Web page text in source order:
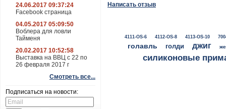
24.06.2017 09:37:24
Facebook страница
04.05.2017 05:09:50
Воблера для ловли
Тайменя
20.02.2017 10:52:58
Выставка на ВВЦ с 22 по
26 февраля 2017 г
Смотреть все...
Подписаться на новости:
Написать отзыв
4111-OS-6 4112-OS-8 4113-OS-10
голавль голди джиг
силиконовые